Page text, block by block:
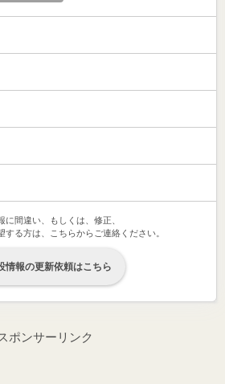
に間違い、もしくは、修正、
する方は、こちらからご連絡ください。
情報の更新依頼はこちら
ポンサーリンク